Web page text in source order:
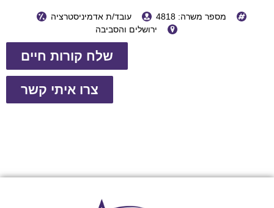
מספר משרה: 4818
עובד/ת אדמיניסטרציה
ירושלים והסביבה
שלח קורות חיים
צרו איתי קשר